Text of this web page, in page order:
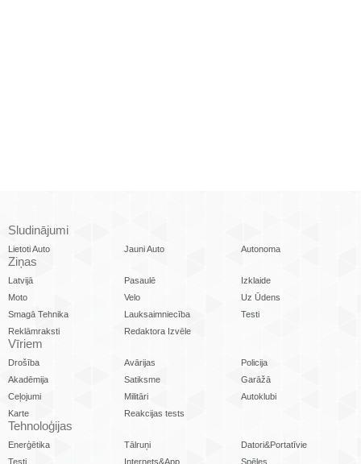
Sludinājumi
Lietoti Auto Jauni Auto Autonoma
Ziņas
Latvijā Pasaulē
Izklaide
Moto
Velo
Uz Ūdens
Smagā Tehnika
Lauksaimniecība
Testi
Reklāmraksti
Redaktora Izvēle
Vīriem
Drošība Avārijas
Policija
Akadēmija
Satiksme
Garāžā
Ceļojumi
Militāri
Autoklubi
Karte
Reakcijas tests
Tehnoloģijas
Enerģētika Tālruņi
Datori&Portatīvie
Testi
Internets&App
Spēles